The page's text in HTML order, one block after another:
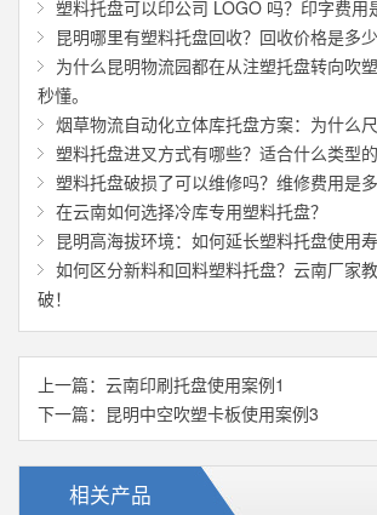
塑料托盘可以印公司 LOGO 吗？印字费用
昆明哪里有塑料托盘回收？回收价格是多少
为什么昆明物流园都在从注塑托盘转向吹
秒懂。
烟草物流自动化立体库托盘方案：为什么
塑料托盘进叉方式有哪些？适合什么类型的
塑料托盘破损了可以维修吗？维修费用是多
在云南如何选择冷库专用塑料托盘？
昆明高海拔环境：如何延长塑料托盘使用寿
如何区分新料和回料塑料托盘？云南厂家
破！
上一篇： 云南印刷托盘使用案例1
下一篇： 昆明中空吹塑卡板使用案例3
相关产品